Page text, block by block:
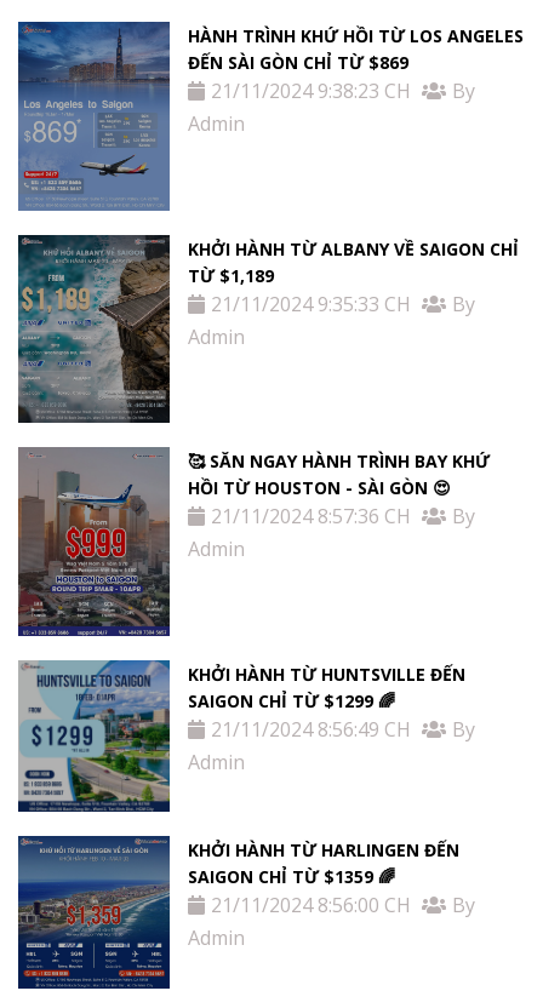
HÀNH TRÌNH KHỨ HỒI TỪ LOS ANGELES
ĐẾN SÀI GÒN CHỈ TỪ $869
21/11/2024 9:38:23 CH
By
Admin
KHỞI HÀNH TỪ ALBANY VỀ SAIGON CHỈ
TỪ $1,189
21/11/2024 9:35:33 CH
By
Admin
🥰 SĂN NGAY HÀNH TRÌNH BAY KHỨ
HỒI TỪ HOUSTON - SÀI GÒN 😍
21/11/2024 8:57:36 CH
By
Admin
KHỞI HÀNH TỪ HUNTSVILLE ĐẾN
SAIGON CHỈ TỪ $1299 🌈
21/11/2024 8:56:49 CH
By
Admin
KHỞI HÀNH TỪ HARLINGEN ĐẾN
SAIGON CHỈ TỪ $1359 🌈
21/11/2024 8:56:00 CH
By
Admin